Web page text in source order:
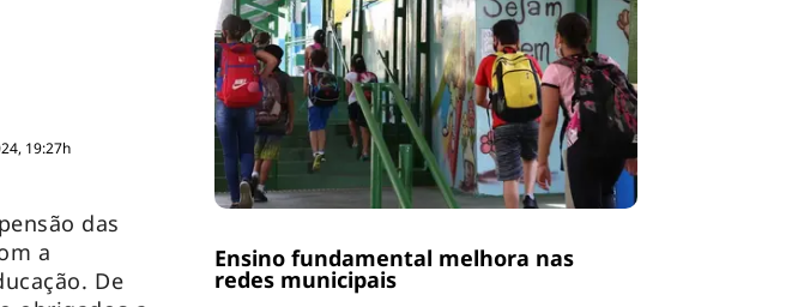
Ensino fundamental melhora nas
redes municipais
19:27h
das
a
De